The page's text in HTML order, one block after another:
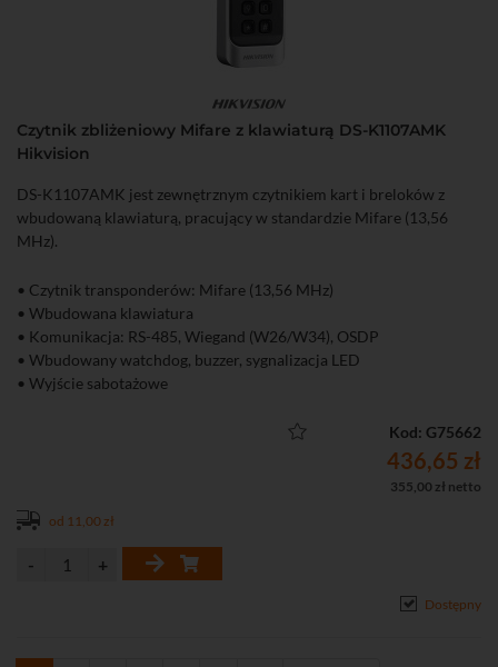
Czytnik zbliżeniowy Mifare z klawiaturą DS-K1107AMK
Hikvision
DS-K1107AMK jest zewnętrznym czytnikiem kart i breloków z
wbudowaną klawiaturą, pracujący w standardzie Mifare (13,56
MHz).
• Czytnik transponderów: Mifare (13,56 MHz)
• Wbudowana klawiatura
• Komunikacja: RS-485, Wiegand (W26/W34), OSDP
• Wbudowany watchdog, buzzer, sygnalizacja LED
• Wyjście sabotażowe
Kod: G75662
436,65 zł
355,00 zł netto
od 11,00 zł
Dostępny